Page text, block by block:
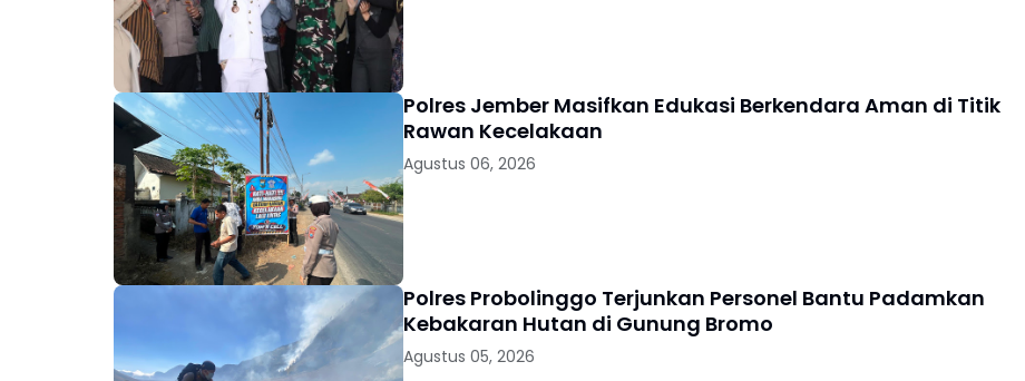
Polres Jember Masifkan Edukasi Berkendara Aman di Titik
Rawan Kecelakaan
Agustus 06, 2026
Polres Probolinggo Terjunkan Personel Bantu Padamkan
Kebakaran Hutan di Gunung Bromo
Agustus 05, 2026